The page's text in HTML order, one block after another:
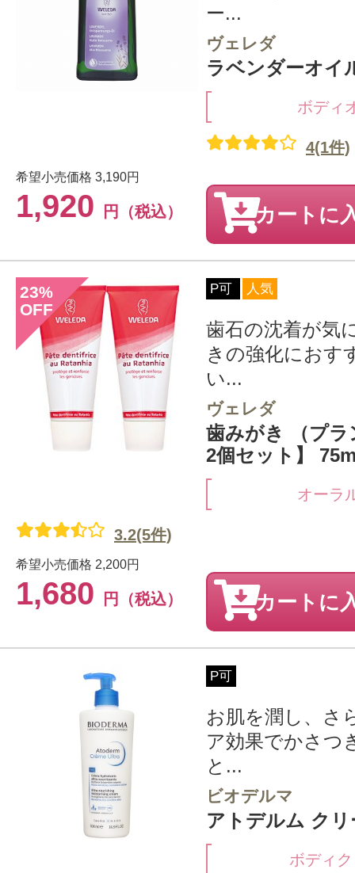
ー...
ヴェレダ
ラベンダーオイ
ボディ
希望小売価格 3,190円
1,920 円（税込）
4(1件)
カートに
23%
OFF
P可 人気
歯石の沈着が気
きの強化におす
い...
ヴェレダ
歯みがき （プ
2個セット】
オーラ
希望小売価格 2,200円
1,680 円（税込）
3.2(5件)
カートに
P可
お肌を潤し、さ
ア効果でかさつ
と...
ビオデルマ
アトデルム ク
ボディ